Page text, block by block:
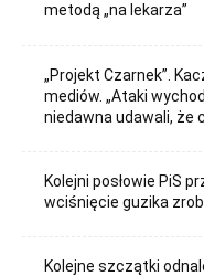
metodą „na lekarza”
„Projekt Czarnek”.
mediów. „Ataki
niedawna udawali, że
Kolejni posłowie PiS
wciśnięcie guzika
Kolejne szczątki